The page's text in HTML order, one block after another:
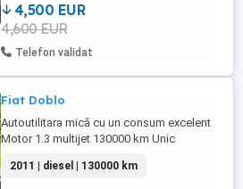
4,500 EUR
4,600 EUR
Telefon validat
Fiat Doblo
Autoutilitara mică cu un consum excelent
Motor 1.3 multijet 130000 km Unic
2011 | diesel | 130000 km